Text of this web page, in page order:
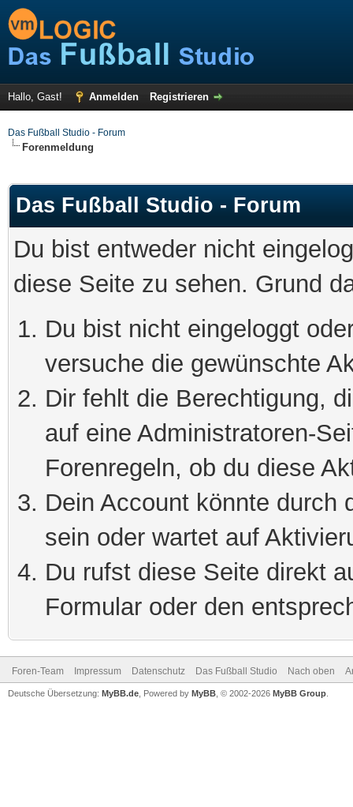
Hallo, Gast! Anmelden Registrieren
Das Fußball Studio - Forum
Forenmeldung
Das Fußball Studio - Forum
Du bist entweder nicht
diese Seite zu sehen. Grund
Du bist nicht eingeloggt
versuche die gewünschte
Dir fehlt die Berechtigung,
auf eine Administratoren-
Forenregeln, ob du diese
Dein Account könnte durch
sein oder wartet auf
Du rufst diese Seite direkt
Formular oder den
Foren-Team Impressum Datenschutz Das Fußball Studio Nach oben
Deutsche Übersetzung: MyBB.de , Powered by MyBB , © 2002-2026 MyBB Group